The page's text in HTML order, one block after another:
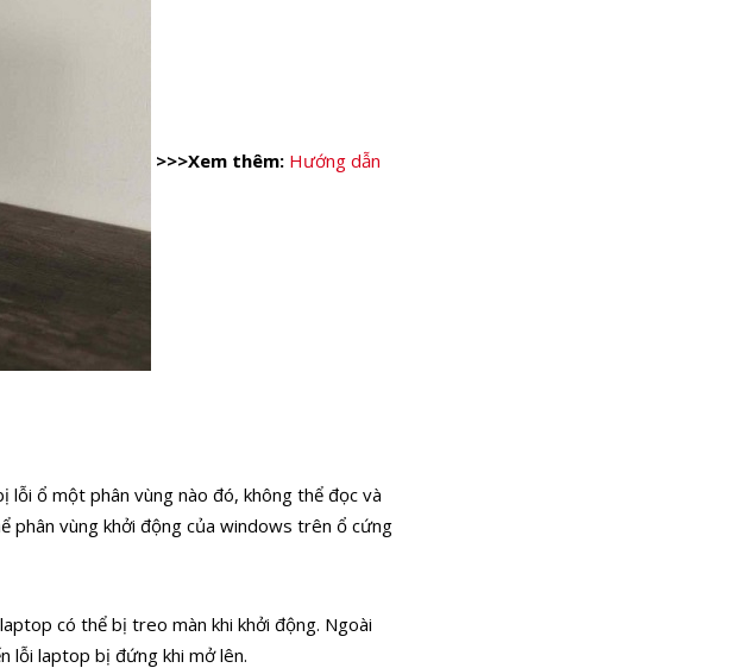
>>>Xem thêm: Hướng dẫn
ổ một phân vùng nào đó, không thể đọc và
phân vùng khởi động của windows trên ổ cứng
có thể bị treo màn khi khởi động. Ngoài
lỗi laptop bị đứng khi mở lên.